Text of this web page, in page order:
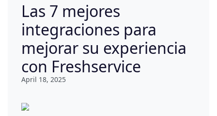
Las 7 mejores
integraciones para
mejorar su experiencia
con Freshservice
April 18, 2025